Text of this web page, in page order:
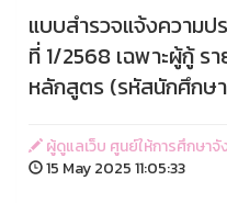
แบบสำรวจแจ้งความป
ที่ 1/2568 เฉพาะผู้กู้ ร
หลักสูตร (รหัสนักศึกษ
ผู้ดูแลเว็บ ศูนย์ให้การศึกษาจั
15 May 2025 11:05:33